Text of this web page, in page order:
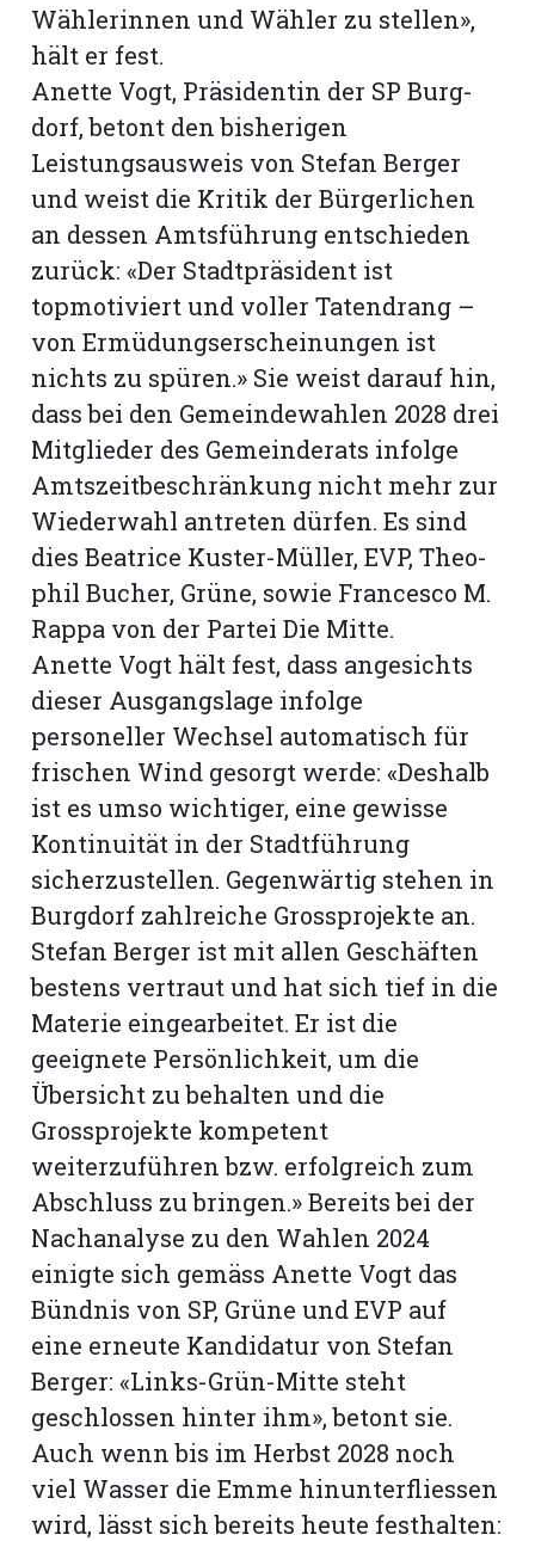
Wählerinnen und Wähler zu stellen»,
hält er fest.
Anette Vogt, Präsidentin der SP Burg-
dorf, betont den bisherigen
Leistungsausweis von Stefan Berger
und weist die Kritik der Bürgerlichen
an dessen Amtsführung entschieden
zurück: «Der Stadtpräsident ist
topmotiviert und voller Tatendrang –
von Ermüdungserscheinungen ist
nichts zu spüren.» Sie weist darauf hin,
dass bei den Gemeindewahlen 2028 drei
Mitglieder des Gemeinderats infolge
Amtszeitbeschränkung nicht mehr zur
Wiederwahl antreten dürfen. Es sind
dies Beatrice Kuster-Müller, EVP, Theo-
phil Bucher, Grüne, sowie Francesco M.
Rappa von der Partei Die Mitte.
Anette Vogt hält fest, dass angesichts
dieser Ausgangslage infolge
personeller Wechsel automatisch für
frischen Wind gesorgt werde: «Deshalb
ist es umso wichtiger, eine gewisse
Kontinuität in der Stadtführung
sicherzustellen. Gegenwärtig stehen in
Burgdorf zahlreiche Grossprojekte an.
Stefan Berger ist mit allen Geschäften
bestens vertraut und hat sich tief in die
Materie eingearbeitet. Er ist die
geeignete Persönlichkeit, um die
Übersicht zu behalten und die
Grossprojekte kompetent
weiterzuführen bzw. erfolgreich zum
Abschluss zu bringen.» Bereits bei der
Nachanalyse zu den Wahlen 2024
einigte sich gemäss Anette Vogt das
Bündnis von SP, Grüne und EVP auf
eine erneute Kandidatur von Stefan
Berger: «Links-Grün-Mitte steht
geschlossen hinter ihm», betont sie.
Auch wenn bis im Herbst 2028 noch
viel Wasser die Emme hinunterfliessen
wird, lässt sich bereits heute festhalten: